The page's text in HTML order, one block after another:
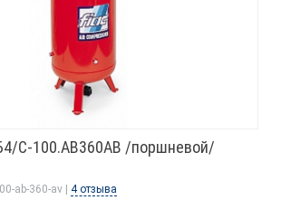
С-100.AB360АВ /поршневой/
ab-360-av | 4 отзыва